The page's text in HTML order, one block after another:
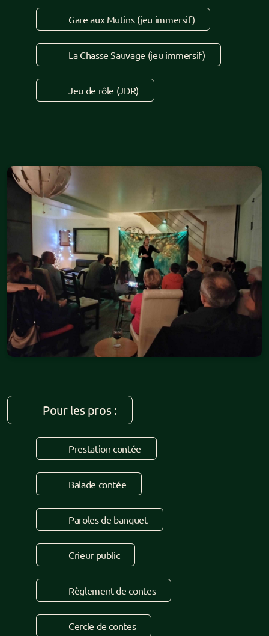
Gare aux Mutins (jeu immersif)
La Chasse Sauvage (jeu immersif)
Jeu de rôle (JDR)
Pour les pros :
Prestation contée
Balade contée
Paroles de banquet
Crieur public
Règlement de contes
Cercle de contes
Stand sur les marchés
Loups-Garous (jeu immersif)
Gare aux Mutins (jeu immersif)
La Chasse Sauvage (jeu immersif)
Balade contée
Prestation contée
Conte'férence
Cercle de contes